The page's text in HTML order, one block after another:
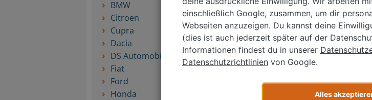
BMW 3er
02/2018
≈ 134 g CO₂/
BMW
Citroen
Cupra
Dacia
DS Automobiles
Fiat
Ford
Honda
einschließlich Google, zusammen, um dir
Webseiten anzuzeigen. Du kannst deine
(dies ist auch jederzeit später auf der
Informationen findest du in unserer
Datenschutzrichtlinienvon Google.
Alles